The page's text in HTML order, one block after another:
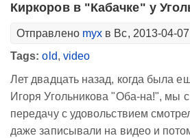
Киркоров в "Кабачке" у
Отправлено myx в Вс, 2013-04-
Tags:old, video
Лет двадцать назад, когда была
Игоря Угольникова "Оба-на!", мы с
передачу с удовольствием
даже записывали на видео и